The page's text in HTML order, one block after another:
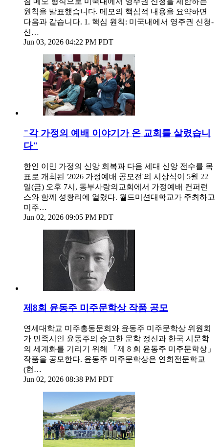
원칙을 발표했습니다. 메모의 핵심적 내용을 요약하면
다음과 같습니다. 1. 핵심 원칙: 미국내에서 영주권 신청-
신…
Jun 03, 2026 04:22 PM PDT
"각 가정의 예배 이야기가 온 교회를 살렸습니
다"
한인 이민 가정의 신앙 회복과 다음 세대 신앙 전수를 목
표로 개최된 '2026 가정예배 공모전'의 시상식이 5월 22
일(금) 오후 7시, 동부사랑의교회에서 가정예배 컨퍼런
스와 함께 성황리에 열렸다. 월드미션대학교가 주최하고
미주…
Jun 02, 2026 09:05 PM PDT
제8회 윤동주 미주문학상 작품 공모
연세대학교 미주총동문회와 윤동주 미주문학상 위원회
가 민족시인 윤동주의 숭고한 문학 정신과 한국 시문학
의 세계화를 기리기 위해 「제 8 회 윤동주 미주문학상」
작품을 공모한다. 윤동주 미주문학상은 연희전문학교
(현…
Jun 02, 2026 08:38 PM PDT